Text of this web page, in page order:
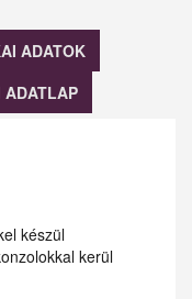
ADATOK
ADATLAP
készül
kerül